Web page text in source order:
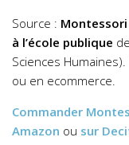
Source : Montessori
à l’école publique
Sciences
ou en ecommerce.
Commander
Amazon ou sur